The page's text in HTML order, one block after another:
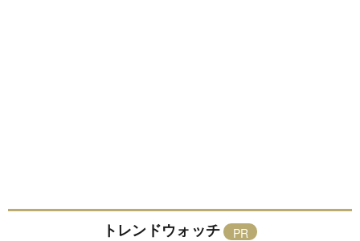
トレンドウォッチ